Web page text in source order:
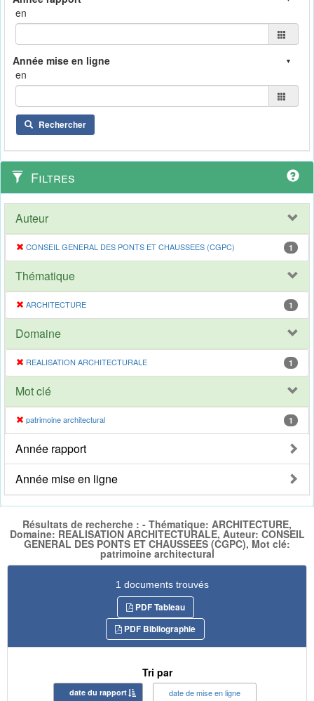
en
en
Rechercher
Filtres
Auteur
CONSEIL GENERAL DES PONTS ET CHAUSSEES (CGPC) 1
Thématique
ARCHITECTURE 1
Domaine
REALISATION ARCHITECTURALE 1
Mot clé
patrimoine architectural 1
Année rapport
Année mise en ligne
Résultats de recherche : - Thématique: ARCHITECTURE,
Domaine: REALISATION ARCHITECTURALE, Auteur: CONSEIL
GENERAL DES PONTS ET CHAUSSEES (CGPC), Mot clé:
patrimoine architectural
1 documents trouvés
PDF Tableau
PDF Bibliographie
Tri par
date du rapport date de mise en ligne